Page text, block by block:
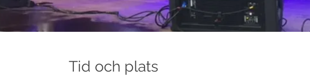
Tid och plats